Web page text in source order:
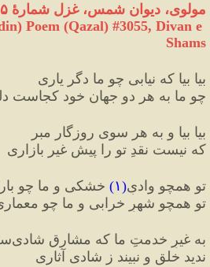
مولوی، دیوان شمس، غزل شمارهٔ ۳۰۵۵
Poem (Qazal) #3055, Divan e
Shams
بیا بیا که نیابی چو ما دگر یاری
چو ما به هر دو جهان خود کجاست
بیا بیا و به هر سوی روزگار مبر
که نیست نقدِ تو را پیشِ غیر بازاری
تو همچو وادیِ(۱) خشکی و ما چو
تو همچو شهرِ خرابی و ما چو
به غیرِ خدمتِ ما که مشارقِ شادی‌ست
ندید خلق و نبیند ز شادی آثاری